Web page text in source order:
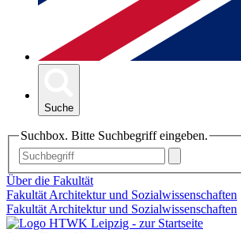
Suche
Suchbox. Bitte Suchbegriff eingeben.
Über die Fakultät
Fakultät Architektur und Sozialwissenschaften
Fakultät Architektur und Sozialwissenschaften